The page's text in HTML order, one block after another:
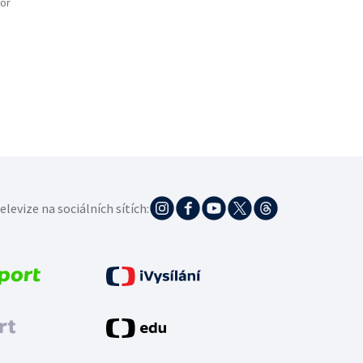
na sociálních sítích: